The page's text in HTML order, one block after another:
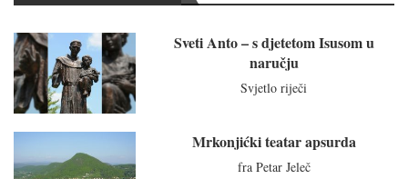
Sveti Anto – s djetetom Isusom u
naručju
Svjetlo riječi
Mrkonjićki teatar apsurda
fra Petar Jeleč